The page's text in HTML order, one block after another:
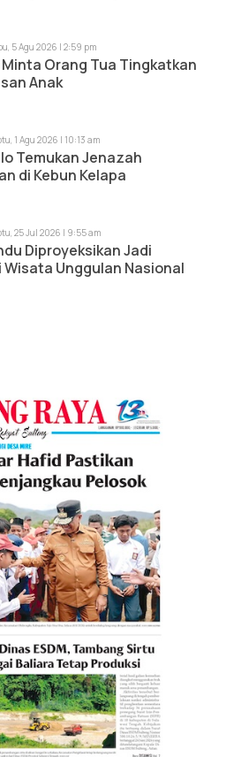
5 Agu 2026 | 2:59 pm
Orang Tua Tingkatkan
Anak
1 Agu 2026 | 10:13 am
Temukan Jenazah
di Kebun Kelapa
25 Jul 2026 | 9:55 am
Diproyeksikan Jadi
Unggulan Nasional